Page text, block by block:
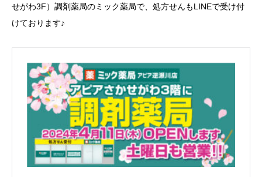
せがわ3F）調剤薬局のミック薬局で、処方せんもLINEで受け付
けております♪